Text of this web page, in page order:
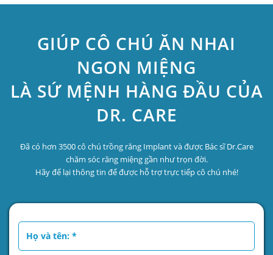
GIÚP CÔ CHÚ ĂN NHAI
NGON MIỆNG
LÀ SỨ MỆNH HÀNG ĐẦU CỦA
DR. CARE
Đã có hơn 3500 cô chú trồng răng Implant và được Bác sĩ Dr.Care
chăm sóc răng miệng gần như trọn đời.
Hãy để lại thông tin để được hỗ trợ trực tiếp cô chú nhé!